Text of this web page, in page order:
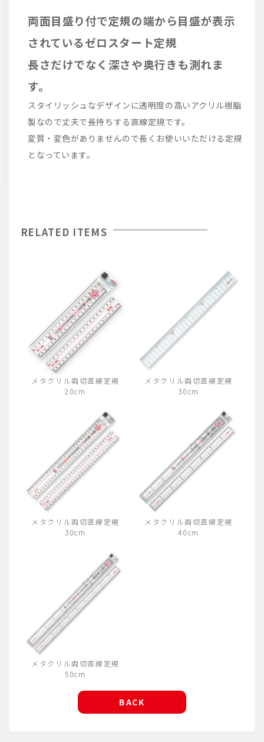
両面目盛り付で定規の端から目盛が表示
されているゼロスタート定規
長さだけでなく深さや奥行きも測れま
す。
スタイリッシュなデザインに透明度の高いアクリル樹脂
製なので丈夫で長持ちする直線定規です。
変質・変色がありませんので長くお使いいただける定規
となっています。
RELATED ITEMS
メタクリル両切直線定規
20cm
メタクリル両切直線定規
30cm
メタクリル両切直線定規
30cm
メタクリル両切直線定規
40cm
メタクリル両切直線定規
50cm
BACK